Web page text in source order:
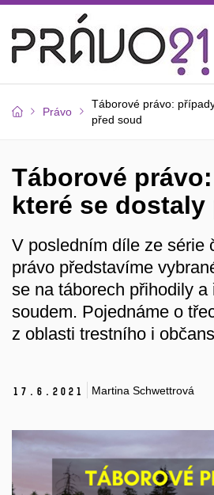
Právo
Táborové právo:
před soud
Táborové
které se dostaly
V posledním díle ze série
právo představíme
se na táborech přihodily a
soudem. Pojednáme o
z oblasti trestního i
17. 6. 2021 Martina Schwettrová